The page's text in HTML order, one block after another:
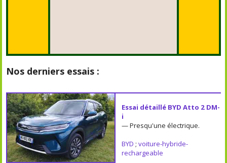
Nos derniers essais :
Essai détaillé BYD Atto 2 DM-
i
— Presqu'une électrique.
BYD ; voiture-hybride-
rechargeable